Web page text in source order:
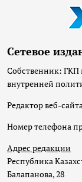
Сетевое
Собственник: ГКП
внутренней
Редактор веб-
Номер телефона
Адрес редакции
Республика
Балапанова, 28